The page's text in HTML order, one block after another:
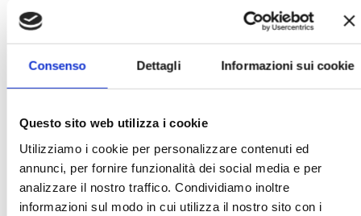
Consenso Dettagli Informazioni sui cookie
Questo sito web utilizza i cookie
Utilizziamo i cookie per personalizzare contenuti ed
annunci, per fornire funzionalità dei social media e per
analizzare il nostro traffico. Condividiamo inoltre
informazioni sul modo in cui utilizza il nostro sito con i
direttamente (opzione suggerita),
oppure è possibile anche inviare un
indirizzo: via, numero civico e…
Tariffe/Rates
Tariffe 2026 attualmente in vigore dal
28/01/2025, approvate con delibera del
comune di Mirano (Rif verbale n°11)
IMPORTANTE: il pagamento del servizio inizia sempre da Mirano,